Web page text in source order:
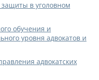
в уголовном
обучения и
уровня адвокатов и
адвокатских